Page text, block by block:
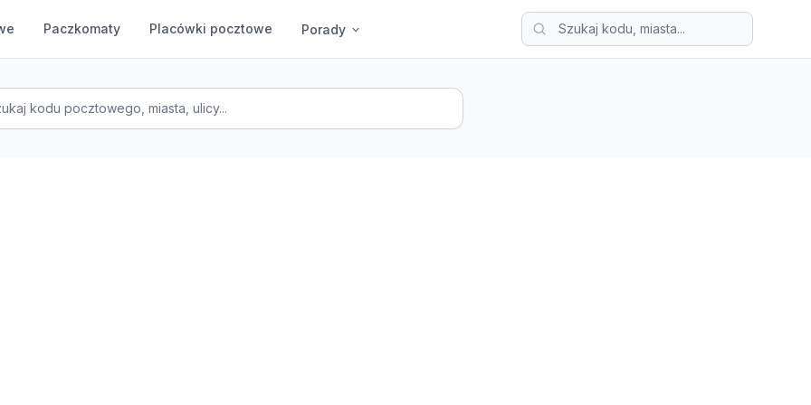
Paczkomaty Placówki pocztowe Porady